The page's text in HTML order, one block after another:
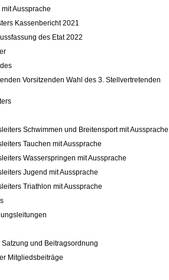
Aussprache
Kassenbericht 2021
des Etat 2022
Vorsitzenden Wahl des 3. Stellvertretenden
Schwimmen und Breitensport mit Aussprache
Tauchen mit Aussprache
Wasserspringen mit Aussprache
Jugend mit Aussprache
Triathlon mit Aussprache
und Beitragsordnung
Mitgliedsbeiträge